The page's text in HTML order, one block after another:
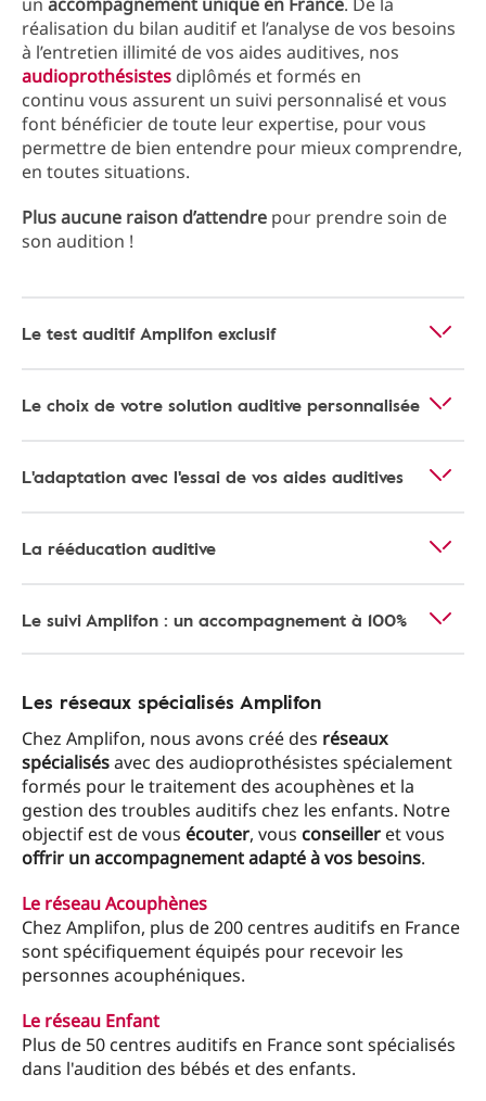
réalisation du bilan auditif et l’analyse de vos besoins
à l’entretien illimité de vos aides auditives, nos
audioprothésistes diplômés et formés en
continu vous assurent un suivi personnalisé et vous
font bénéficier de toute leur expertise, pour vous
permettre de bien entendre pour mieux comprendre,
en toutes situations.
Plus aucune raison d’attendre pour prendre soin de
son audition !
Le test auditif Amplifon exclusif
Le choix de votre solution auditive personnalisée
L'adaptation avec l'essai de vos aides auditives
La rééducation auditive
Le suivi Amplifon : un accompagnement à 100%
Les réseaux spécialisés Amplifon
Chez Amplifon, nous avons créé des réseaux
spécialisésavec des audioprothésistes spécialement
formés pour le traitement des acouphènes et la
gestion des troubles auditifs chez les enfants. Notre
objectif est de vous écouter, vous conseiller et vous
offrir un accompagnement adapté à vos besoins.
Le réseau Acouphènes
Chez Amplifon, plus de 200 centres auditifs en France
sont spécifiquement équipés pour recevoir les
personnes acouphéniques.
Le réseau Enfant
Plus de 50 centres auditifs en France sont spécialisés
dans l'audition des bébés et des enfants.